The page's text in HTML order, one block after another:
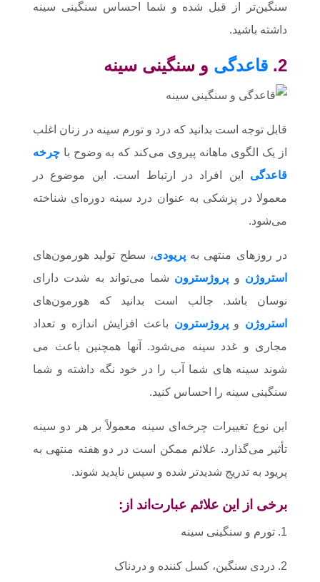
سنگین‌تر از قبل شده و شما احساس سنگینی سینه
داشته باشید.
2. قاعدگی و سنگینی سینه
قابل توجه است بدانید که درد و تورم سینه در زنان اغلب
از یک الگوی ماهانه پیروی می‌کند که به وضوح با چرخه
قاعدگی این افراد در ارتباط است. این موضوع در
معمولا در پزشکی به عنوان درد سینه دوره‌ای شناخته
می‌شود.
در روزهای منتهی بهپریودی، سطح تولید هورمون‌های
استروژن و پروژسترون شما می‌تواند به شدت دارای
نوسان باشد. جالب است بدانید که هورمون‌های
استروژن وپروژسترون باعث افزایش اندازه و تعداد
مجاری و غدد سینه می‌شود. آنها همچنین باعث می
شوند سینه های شما آب را در خود نگه داشته و شما
سنگینی سینه را احساس کنید.
این نوع تغییرات چرخه‌ای سینه معمولاً بر هر دو سینه
تأثیر می‌گذارد. علائم ممکن است در دو هفته منتهی به
پریود به تدریج شدیدتر شده و سپس ناپدید شوند.
برخی از این علائم عبارت‌اند از:
1. تورم و سنگینی سینه
2. دردی سنگین، کسل کننده و دردناک